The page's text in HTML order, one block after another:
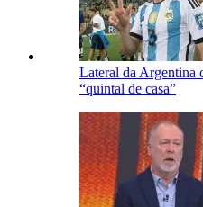
Lateral da Argentina
“quintal de casa”